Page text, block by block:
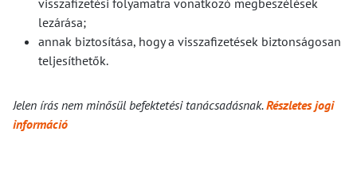
visszafizetési folyamatra vonatkozó megbeszélések
lezárása;
annak biztosítása, hogy a visszafizetések biztonságosan
teljesíthetők.
Jelen írás nem minősül befektetési tanácsadásnak.Részletes jogi
információ